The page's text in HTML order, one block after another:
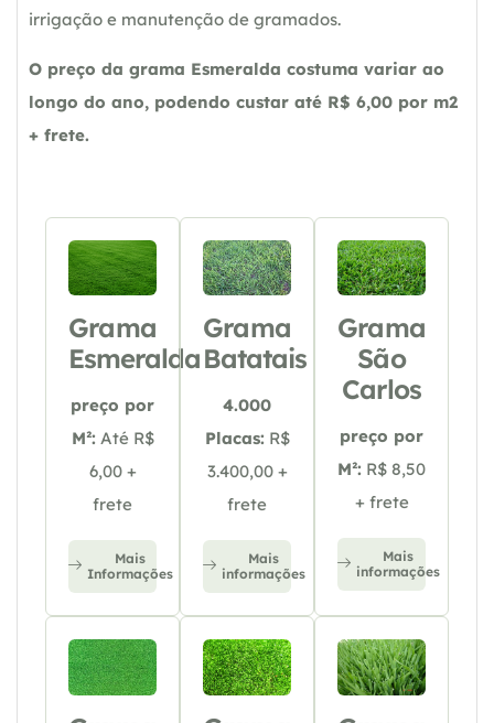
irrigação e manutenção de gramados.
O preço da grama Esmeralda costuma variar ao
longo do ano, podendo custar até R$ 6,00 por m2
+ frete.
Grama
Esmeralda
preço por
M²: Até R$
6,00 +
frete
Mais
Informações
Grama
Batatais
4.000
Placas: R$
3.400,00 +
frete
Mais
informações
Grama
São
Carlos
preço por
M²: R$ 8,50
+ frete
Mais
informações